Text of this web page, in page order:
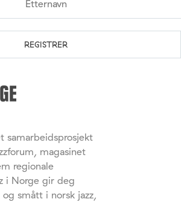
samarbeidsprosjekt
magasinet
regionale
i Norge gir deg
smått i norsk jazz,